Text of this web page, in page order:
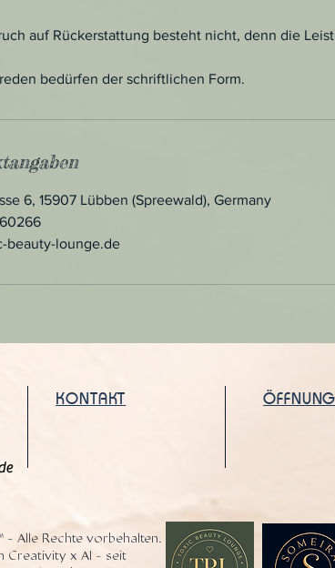
auf Rückerstattung besteht nicht, denn die
bedürfen der schriftlichen Form.
6, 15907 Lübben (Spreewald), Germany
beauty-lounge.de
KONTAKT
- Alle Rechte vorbehalten.
Creativity x AI - seit